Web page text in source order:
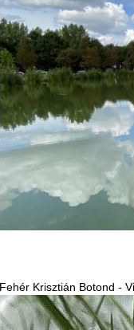
Fehér Krisztián Botond -